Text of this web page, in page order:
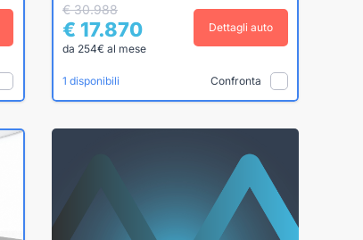
€ 30.988
€ 17.870
da 254€ al mese
Dettagli auto
1 disponibili Confronta